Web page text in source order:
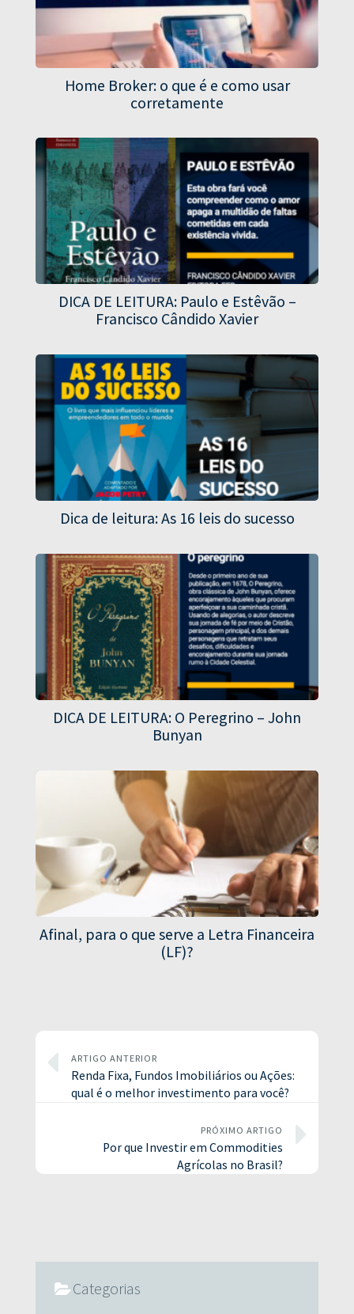
Home Broker: o que é e como usar
corretamente
DICA DE LEITURA: Paulo e Estêvão –
Francisco Cândido Xavier
Dica de leitura: As 16 leis do sucesso
DICA DE LEITURA: O Peregrino – John
Bunyan
Afinal, para o que serve a Letra Financeira
(LF)?
ARTIGO ANTERIOR
Renda Fixa, Fundos Imobiliários ou Ações:
qual é o melhor investimento para você?
PRÓXIMO ARTIGO
Por que Investir em Commodities
Agrícolas no Brasil?
Categorias